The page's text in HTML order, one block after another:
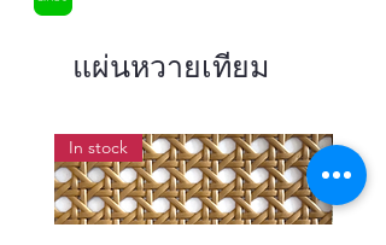
แผ่นหวายเทียม
In stock